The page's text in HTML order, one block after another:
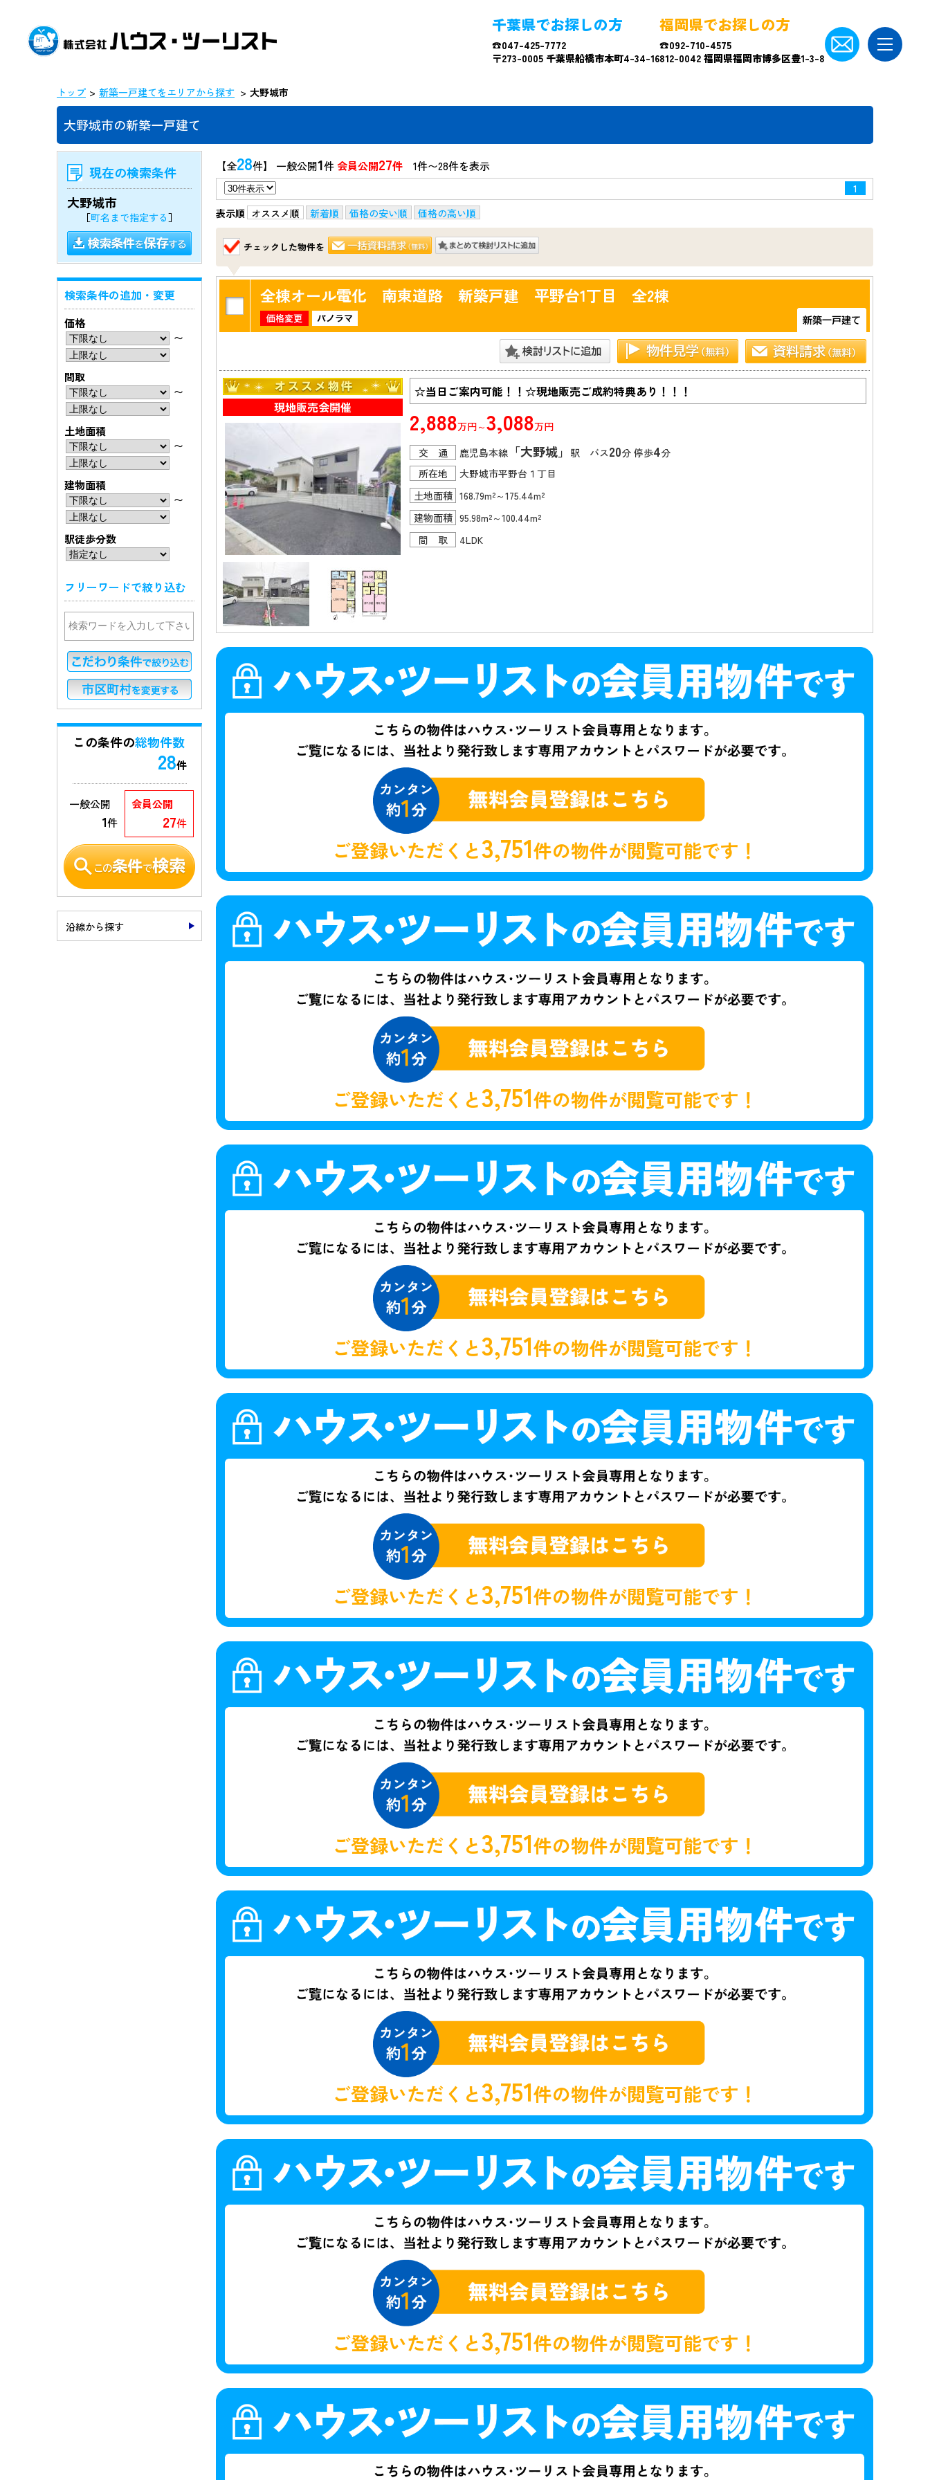
千葉県でお探しの方
☎047-425-7772
〒273-0005 千葉県船橋市本町4-34-16
福岡県でお探しの方
☎092-710-4575
812-0042 福岡県福岡市博多区豊1-3-8
トップ 新築一戸建てをエリアから探す 大野城市
大野城市の新築一戸建て
【全28件】 一般公開1件会員公開27件 1件〜28件を表示
1
表示順 オススメ順 新着順 価格の安い順 価格の高い順
チェックした物件を
全棟オール電化 南東道路 新築戸建 平野台1丁目 全2棟
現地販売会開催
☆当日ご案内可能！！☆現地販売ご成約特典あり！！！
2,888万円～3,088万円
交 通
鹿児島本線 「大野城」 駅 バス20分 停歩4分
所在地
大野城市平野台１丁目
土地面積 168.79m²～175.44m²
建物面積 95.98m²～100.44m²
間 取
4LDK
ご登録いただくと3,751件の物件が閲覧可能です！
ご登録いただくと3,751件の物件が閲覧可能です！
ご登録いただくと3,751件の物件が閲覧可能です！
ご登録いただくと3,751件の物件が閲覧可能です！
ご登録いただくと3,751件の物件が閲覧可能です！
ご登録いただくと3,751件の物件が閲覧可能です！
ご登録いただくと3,751件の物件が閲覧可能です！
現在の検索条件
大野城市
［町名まで指定する］
検索条件の追加・変更
価格
〜
間取
〜
土地面積
〜
建物面積
〜
駅徒歩分数
フリーワードで絞り込む
この条件の総物件数
28件
会員公開
27件
一般公開
1件
沿線から探す